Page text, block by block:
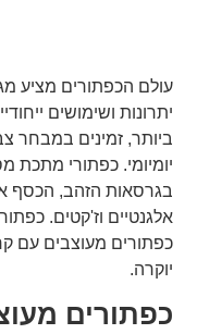
עולם הכפתורים מציע
יתרונות ושימושים
ביותר, זמינים במבחר
יומיומי. כפתורי
בגרסאות הזהב, הכסף
אלגנטיים וז'קטים.
כפתורים מעוצבים עם
יוקרה.
כפתורים